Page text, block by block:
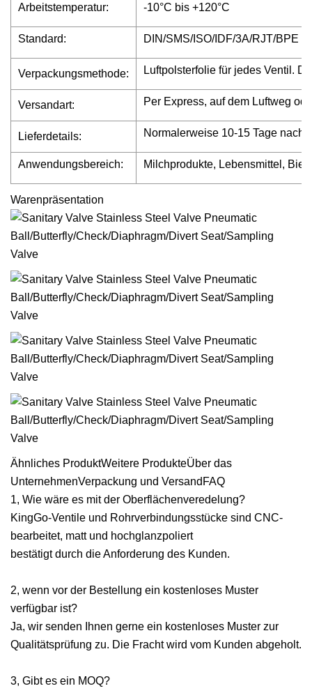
Arbeitstemperatur: -10°C bis +120°C
Standard: DIN/SMS/ISO/IDF/3A/RJT/BPE
Verpackungsmethode: Luftpolsterfolie für jedes Ventil.
Versandart: Per Express, auf dem Luftweg
Lieferdetails: Normalerweise 10-15 Tage nach
Anwendungsbereich: Milchprodukte, Lebensmittel,
Warenpräsentation
Ähnliches ProduktWeitere ProdukteÜber das
UnternehmenVerpackung und VersandFAQ
1, Wie wäre es mit der Oberflächenveredelung?
KingGo-Ventile und Rohrverbindungsstücke sind CNC-
bearbeitet, matt und hochglanzpoliert
bestätigt durch die Anforderung des Kunden.
2, wenn vor der Bestellung ein kostenloses Muster
verfügbar ist?
Ja, wir senden Ihnen gerne ein kostenloses Muster zur
Qualitätsprüfung zu. Die Fracht wird vom Kunden abgeholt.
3, Gibt es ein MOQ?